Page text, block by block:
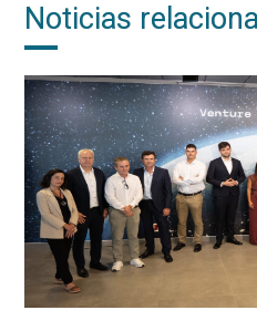
Noticias